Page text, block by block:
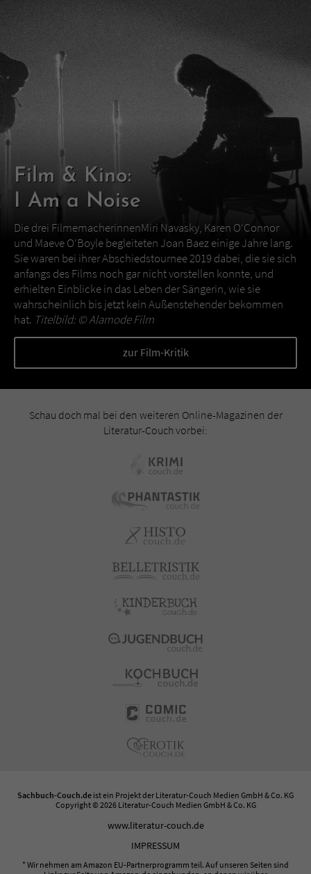
Film & Kino:
I Am a Noise
Die drei FilmemacherinnenMiri Navasky, Karen O‘Connor
und Maeve O‘Boyle begleiteten Joan Baez einige Jahre lang.
Sie waren bei ihrer Abschiedstournee 2019 dabei, die sie sich
anfangs des Films noch gar nicht vorstellen konnte, und
erhielten Einblicke in das Leben der Sängerin, wie sie
wahrscheinlich bis jetzt kein Außenstehender bekommen
hat. Titelbild: ©Alamode Film
zur Film-Kritik
Schau doch mal bei den weiteren Online-Magazinen der
Literatur-Couch vorbei:
Sachbuch-Couch.de ist ein Projekt der Literatur-Couch Medien GmbH & Co. KG
Copyright © 2026 Literatur-Couch Medien GmbH & Co. KG
www.literatur-couch.de
IMPRESSUM
* Wir nehmen am Amazon EU-Partnerprogramm teil. Auf unseren Seiten sind